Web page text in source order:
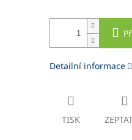
Detailní informace
TISK